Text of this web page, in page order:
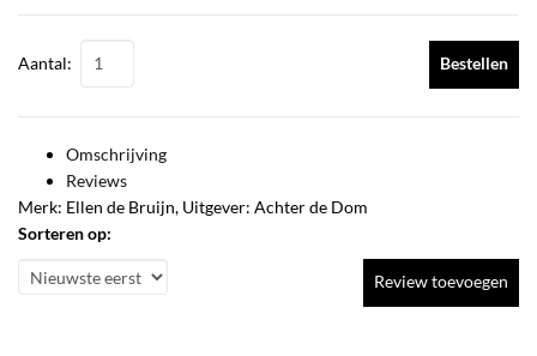
Aantal: Bestellen
Omschrijving
Reviews
Merk: Ellen de Bruijn, Uitgever: Achter de Dom
Sorteren op:
Review toevoegen